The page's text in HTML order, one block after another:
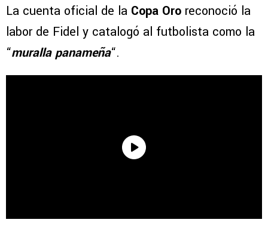
La cuenta oficial de la Copa Oro reconoció la
labor de Fidel y catalogó al futbolista como la
“muralla panameña“.